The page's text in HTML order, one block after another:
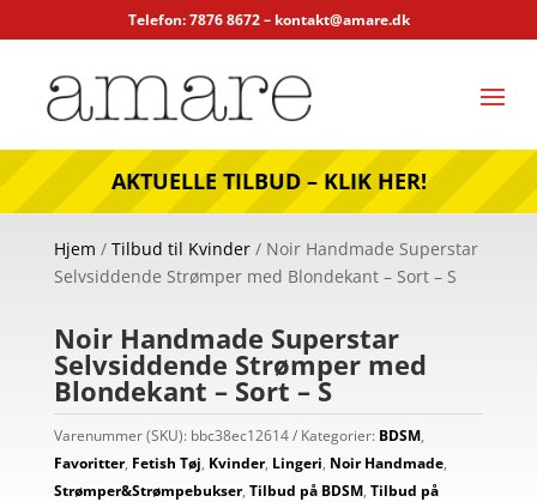
Telefon: 7876 8672 – kontakt@amare.dk
AKTUELLE TILBUD – KLIK HER!
Hjem / Tilbud til Kvinder/ Noir Handmade Superstar
Selvsiddende Strømper med Blondekant – Sort – S
Noir Handmade Superstar
Selvsiddende Strømper med
Blondekant – Sort – S
Varenummer (SKU): bbc38ec12614 Kategorier: BDSM,
Favoritter, Fetish Tøj, Kvinder, Lingeri, Noir Handmade,
Strømper&Strømpebukser, Tilbud på BDSM, Tilbud på